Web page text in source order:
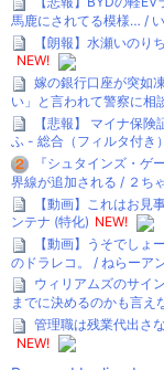
馬鹿にされてる模様… /
【朗報】水瀬いのり
NEW!
嫁の銀行口座が突如
い」と言われて警察に
【悲報】 マイナ保
ふ - 総合（フィルタ付き）
『シュタインズ・ゲ
界線が追加される / ２ち
【動画】これはお見
ンテナ (特化) NEW!
【動画】うそでしょ
のドラレコ。 / ねらーア
ウィリアムズのサイ
までに決めるのかも言え
管理職は残業代出さ
NEW!